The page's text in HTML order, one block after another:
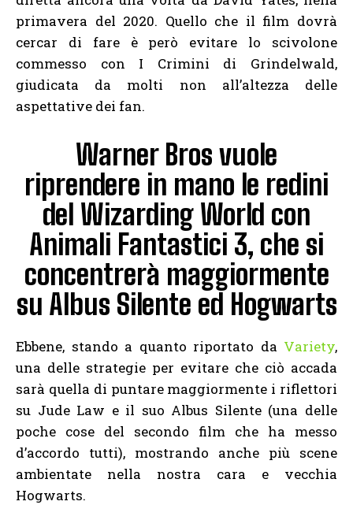
primavera del 2020. Quello che il film dovrà
cercar di fare è però evitare lo scivolone
commesso con I Crimini di Grindelwald,
giudicata da molti non all’altezza delle
aspettative dei fan.
Warner Bros vuole
riprendere in mano le redini
del Wizarding World con
Animali Fantastici 3, che si
concentrerà maggiormente
su Albus Silente ed Hogwarts
Ebbene, stando a quanto riportato da Variety,
una delle strategie per evitare che ciò accada
sarà quella di puntare maggiormente i riflettori
su Jude Law e il suo Albus Silente (una delle
poche cose del secondo film che ha messo
d’accordo tutti), mostrando anche più scene
ambientate nella nostra cara e vecchia
Hogwarts.